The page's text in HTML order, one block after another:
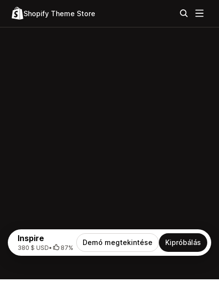
Shopify Theme Store
Inspire
380 $ USD• 87%
Demó megtekintése Kipróbálás